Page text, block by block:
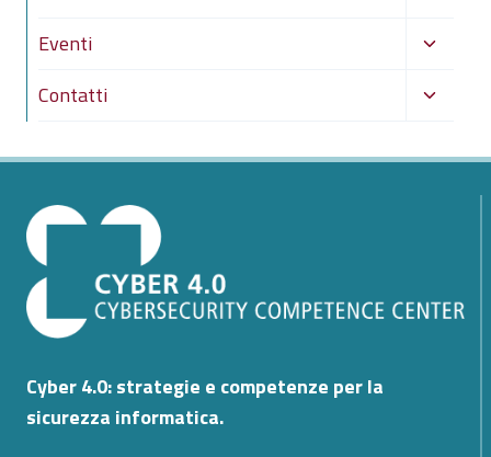
figlio
Eventi
Alterna
figlio
Contatti
Alterna
figlio
Cyber 4.0: strategie e competenze per la
sicurezza informatica.